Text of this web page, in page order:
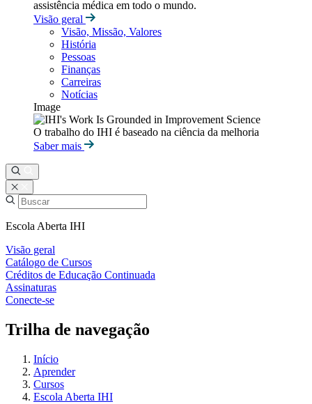
assistência médica em todo o mundo.
Visão geral
Visão, Missão, Valores
História
Pessoas
Finanças
Carreiras
Notícias
Image
O trabalho do IHI é baseado na ciência da melhoria
Saber mais
Escola Aberta IHI
Visão geral
Catálogo de Cursos
Créditos de Educação Continuada
Assinaturas
Conecte-se
Trilha de navegação
Início
Aprender
Cursos
Escola Aberta IHI